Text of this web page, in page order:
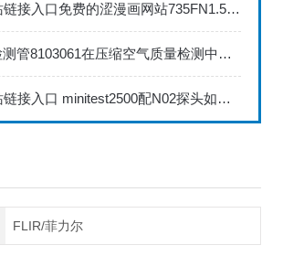
51漫画网站链接入口免费的涩漫画网站735FN1.5正确的校准步骤
德尔格水检测管8103061在压缩空气质量检测中的应用
51漫画网站链接入口 minitest2500配N02探头如何两点校准？
FLIR/菲力尔